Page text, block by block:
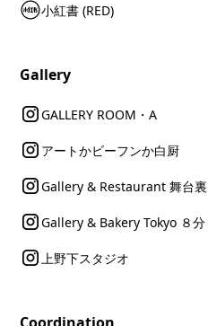
小紅書 (RED)
Gallery
GALLERY ROOM・A
アートかビーフンか白厨
Gallery & Restaurant 舞台裏
Gallery & Bakery Tokyo ８分
上野下スタジオ